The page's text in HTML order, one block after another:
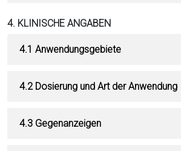
4. KLINISCHE ANGABEN
4.1 Anwendungsgebiete
4.2 Dosierung und Art der Anwendung
4.3 Gegenanzeigen